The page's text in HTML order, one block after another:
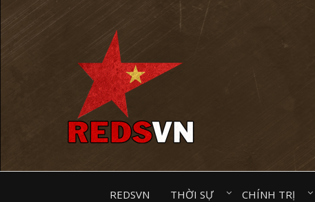
REDSVN THỜI SỰ⠀ CHÍNH TRỊ⠀